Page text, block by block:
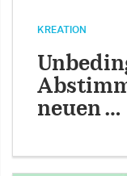
KREATION
neuen …